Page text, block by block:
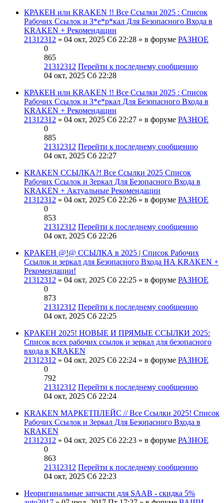
КРАКЕН или KRAKEN !! Все Ссылки 2025 : Список
Рабочих Ссылок и З*е*р*кал Для Безопасного Входа в
KRAKEN + Рекомендации
21312312 » 04 окт, 2025 Сб 22:28 » в форуме РАЗНОЕ
0
865
21312312 Перейти к последнему сообщению
04 окт, 2025 Сб 22:28
КРАКЕН или KRAKEN !! Все Ссылки 2025 : Список
Рабочих Ссылок и З*е*ркал Для Безопасного Входа в
KRAKEN + Рекомендации
21312312 » 04 окт, 2025 Сб 22:27 » в форуме РАЗНОЕ
0
885
21312312 Перейти к последнему сообщению
04 окт, 2025 Сб 22:27
KRAKEN ССЫЛКА?! Все Ссылки 2025 Список
Рабочих Ссылок и Зеркал Для Безопасного Входа в
KRAKEN + Актуальные Рекомендации
21312312 » 04 окт, 2025 Сб 22:26 » в форуме РАЗНОЕ
0
853
21312312 Перейти к последнему сообщению
04 окт, 2025 Сб 22:26
КРAКЕН @!@ ССЫЛКА в 2025 | Список Рабочих
Ссылок и зеркал для Безопасного Входа НА KRAKEN +
Рекомендации!
21312312 » 04 окт, 2025 Сб 22:25 » в форуме РАЗНОЕ
0
873
21312312 Перейти к последнему сообщению
04 окт, 2025 Сб 22:25
КРAКEН 2025! НОВЫЕ И ПРЯМЫЕ ССЫЛКИ 2025:
Список всех рабочих ссылок и зеркал для безопасного
входа в KRАKЕN
21312312 » 04 окт, 2025 Сб 22:24 » в форуме РАЗНОЕ
0
792
21312312 Перейти к последнему сообщению
04 окт, 2025 Сб 22:24
KRAKEN МАРКЕТПЛЕЙС // Все Ссылки 2025! Список
Рабочих Ссылок и Зеркал Для Безопасного Входа в
KRAKEN
21312312 » 04 окт, 2025 Сб 22:23 » в форуме РАЗНОЕ
0
863
21312312 Перейти к последнему сообщению
04 окт, 2025 Сб 22:23
Неоригинальные запчасти для SAAB - скидка 5%